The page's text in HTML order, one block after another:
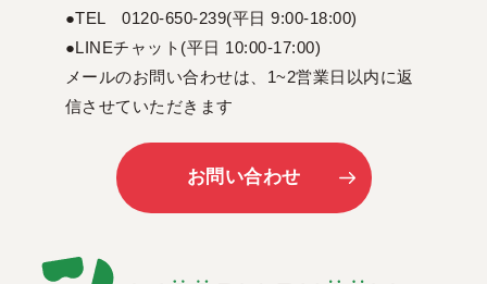
●TEL 0120-650-239(平日 9:00-18:00)
●LINEチャット(平日 10:00-17:00)
メールのお問い合わせは、1~2営業日以内に返
信させていただきます
お問い合わせ